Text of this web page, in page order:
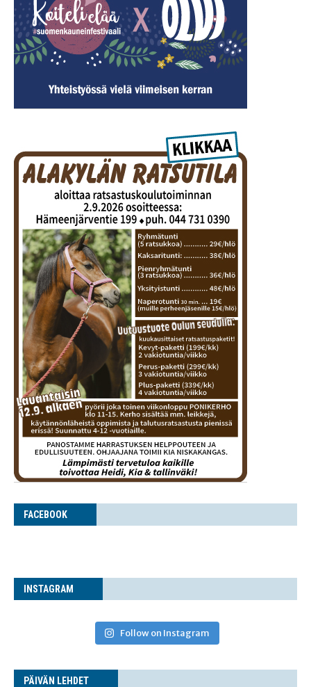
FACE­BOOK
INS­TA­GRAM
Follow on Instagram
PÄI­VÄN LEHDET